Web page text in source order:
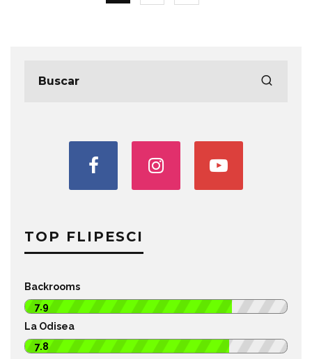
TOP FLIPESCI
Backrooms
7.9
La Odisea
7.8